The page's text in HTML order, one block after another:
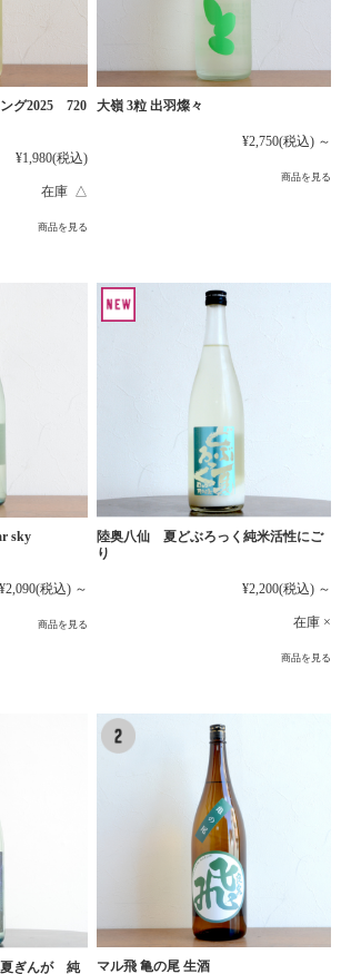
グ2025 720
¥1,980(税込)
在庫 △
商品を見る
大嶺 3粒 出羽燦々
¥2,750(税込) ～
商品を見る
sky
¥2,090(税込) ～
商品を見る
陸奥八仙 夏どぶろっく純米活性にご
り
¥2,200(税込) ～
在庫 ×
商品を見る
夏ぎんが 純
マル飛 亀の尾 生酒